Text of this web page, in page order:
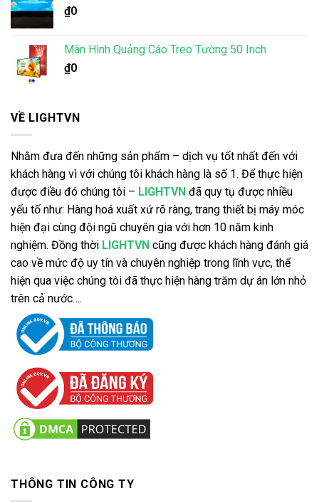
₫0
Màn Hình Quảng Cáo Treo Tường 50 Inch
₫0
VỀ LIGHTVN
Nhằm đưa đến những sản phẩm – dịch vụ tốt nhất đến với
khách hàng vì với chúng tôi khách hàng là số 1. Để thực hiện
được điều đó chúng tôi – LIGHTVN đã quy tụ được nhiều
yếu tố như: Hàng hoá xuất xứ rõ ràng, trang thiết bị máy móc
hiện đại cùng đội ngũ chuyên gia với hơn 10 năm kinh
nghiệm. Đồng thời LIGHTVN cũng được khách hàng đánh giá
cao về mức độ uy tín và chuyên nghiệp trong lĩnh vực, thể
hiện qua việc chúng tôi đã thực hiện hàng trăm dự án lớn nhỏ
trên cả nước….
THÔNG TIN CÔNG TY